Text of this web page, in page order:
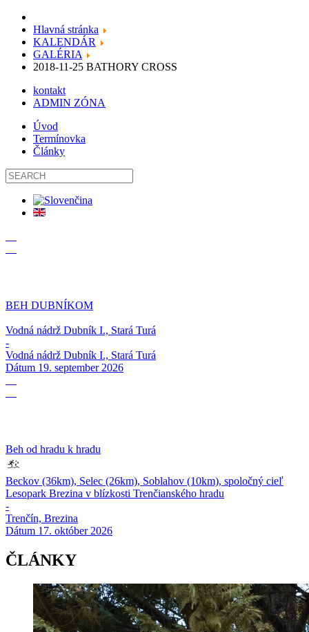
Hlavná stránka
KALENDÁR
GALÉRIA
2018-11-25 BATHORY CROSS
kontakt
ADMIN ZÓNA
Úvod
Termínovka
Články
BEH DUBNÍKOM
Vodná nádrž Dubník I., Stará Turá
-
Vodná nádrž Dubník I., Stará Turá
Dátum 19. september 2026
Beh od hradu k hradu
Beckov (36km), Selec (26km), Soblahov (10km), spoločný cieľ
Lesopark Brezina v blízkosti Trenčianského hradu
-
Trenčín, Brezina
Dátum 17. október 2026
ČLÁNKY